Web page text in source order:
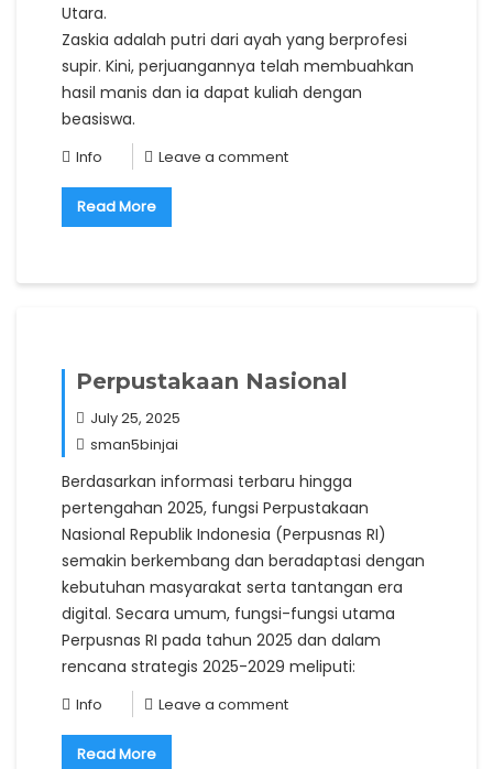
Utara.
Zaskia adalah putri dari ayah yang berprofesi
supir. Kini, perjuangannya telah membuahkan
hasil manis dan ia dapat kuliah dengan
beasiswa.
Info Leave a comment
Read More
Perpustakaan Nasional
July 25, 2025
sman5binjai
Berdasarkan informasi terbaru hingga
pertengahan 2025, fungsi Perpustakaan
Nasional Republik Indonesia (Perpusnas RI)
semakin berkembang dan beradaptasi dengan
kebutuhan masyarakat serta tantangan era
digital. Secara umum, fungsi-fungsi utama
Perpusnas RI pada tahun 2025 dan dalam
rencana strategis 2025-2029 meliputi:
Info Leave a comment
Read More